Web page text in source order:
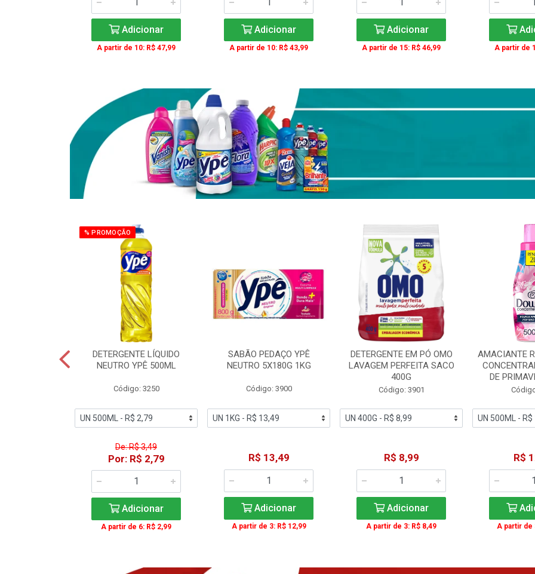
Adicionar
A partir de 10: R$ 47,99
Adicionar
A partir de 10: R$ 43,99
Adicionar
A partir de 15: R$ 46,99 A partir de
% PROMOÇÃO
DETERGENTE LÍQUIDO
NEUTRO YPÊ 500ML
Código: 3250
De: R$ 3,49
Por: R$ 2,79
Adicionar
A partir de 6: R$ 2,99
SABÃO PEDAÇO YPÊ
NEUTRO 5X180G 1KG
Código: 3900
R$ 13,49
Adicionar
A partir de 3: R$ 12,99
DETERGENTE EM PÓ OMO
LAVAGEM PERFEITA SACO
400G
Código: 3901
R$ 8,99
Adicionar
A partir de 3: R$ 8,49
AMACIANTE
DE
R$
A partir de